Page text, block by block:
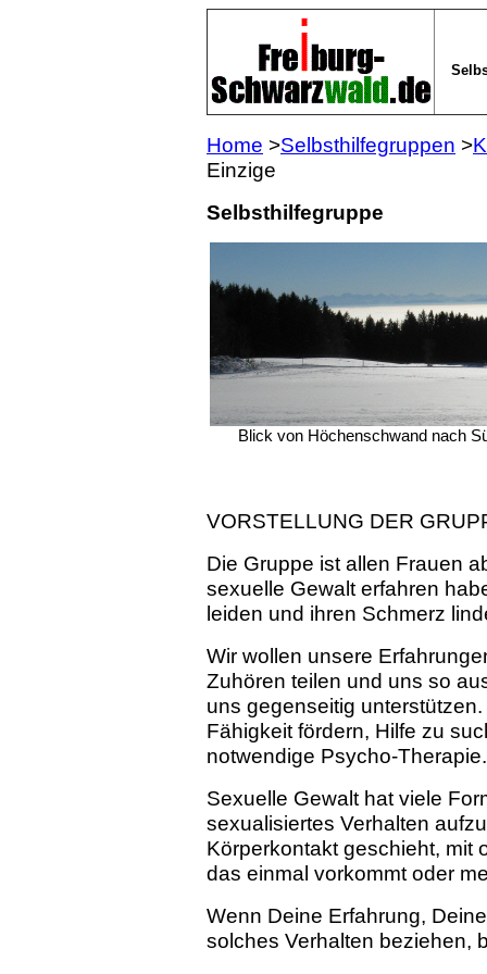
Home >Selbsthilfegruppen >
Einzige
Selbsthilfegruppe
Blick von Höchenschwand nach
VORSTELLUNG DER
Die Gruppe ist allen Frauen
sexuelle Gewalt erfahren
leiden und ihren Schmerz
Wir wollen unsere
Zuhören teilen und uns so
uns gegenseitig
Fähigkeit fördern, Hilfe zu
notwendige Psycho-Therapie.
Sexuelle Gewalt hat viele
sexualisiertes Verhalten
Körperkontakt geschieht, mit
das einmal vorkommt oder
Wenn Deine Erfahrung,
solches Verhalten beziehen,